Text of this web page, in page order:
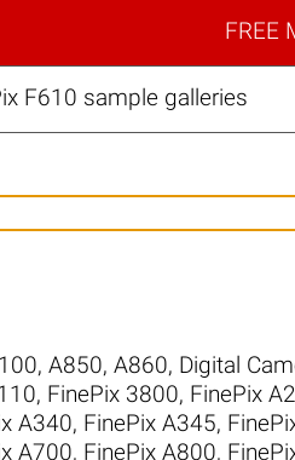
FREE
F610 sample galleries
, A850, A860, Digital
, FinePix 3800, FinePix
A340, FinePix A345,
A700, FinePix A800,